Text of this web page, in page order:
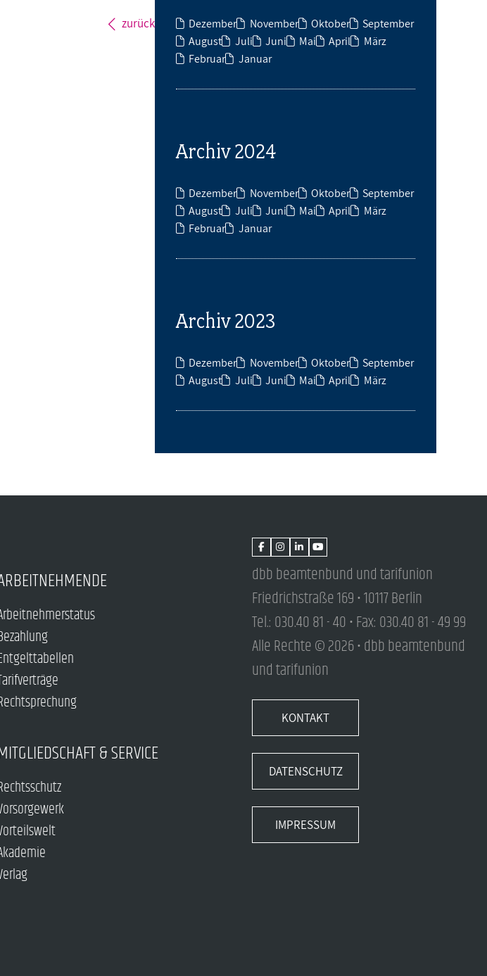
zurück Dezember November Oktober
September
August
Juli Juni Mai April
März
Februar
Januar
Archiv 2024
Dezember November Oktober
September
August
Juli Juni Mai April
März
Februar
Januar
Archiv 2023
Dezember November Oktober
September
August
Juli Juni Mai April März
& SERVICE
dbb beamtenbund und tarifunion
Friedrichstraße 169 • 10117 Berlin
Tel.: 030.40 81 - 40 • Fax: 030.40 81 - 49 99
Alle Rechte © 2026 • dbb beamtenbund
und tarifunion
KONTAKT
DATENSCHUTZ
IMPRESSUM